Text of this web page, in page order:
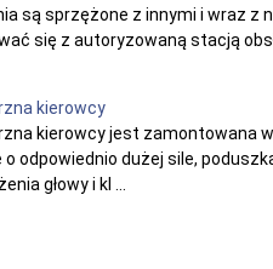
są sprzężone z innymi i wraz z
się z autoryzowaną stacją
kierowcy
kierowcy jest zamontowana
odpowiednio dużej sile,
głowy i kl ...